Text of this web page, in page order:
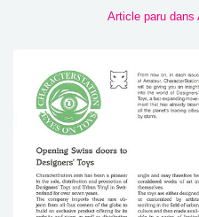
Article paru dans